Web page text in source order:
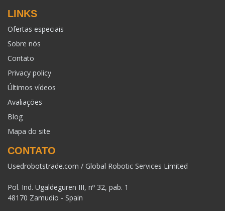
LINKS
Ofertas especiais
Sobre nós
Contato
Privacy policy
Últimos vídeos
Avaliações
Blog
Mapa do site
CONTATO
Usedrobotstrade.com / Global Robotic Services Limited
Pol. Ind. Ugaldeguren III, nº 32, pab. 1
48170 Zamudio - Spain